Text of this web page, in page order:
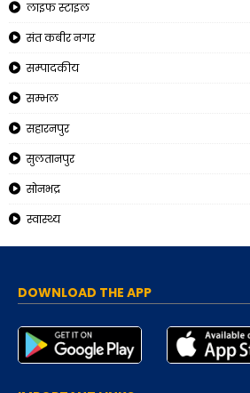
लाइफ स्टाइल
संत कबीर नगर
सम्पादकीय
सम्भल
सहारनपुर
सुलतानपुर
सोनभद्र
स्वास्थ्य
DOWNLOAD THE APP